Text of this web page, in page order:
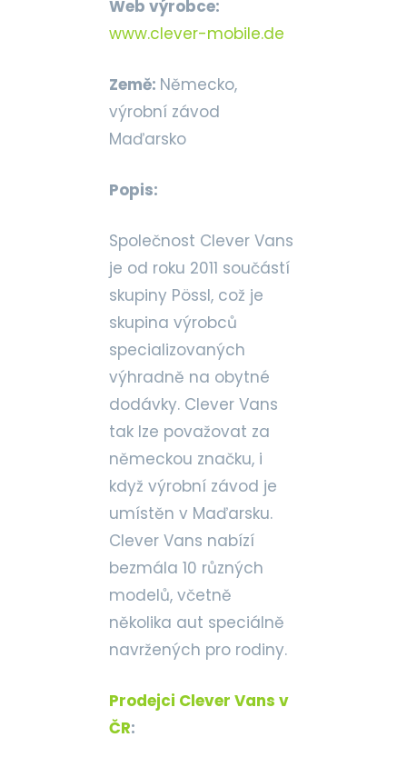
Web výrobce:
www.clever-mobile.de
Země: Německo,
výrobní závod
Maďarsko
Popis:
Společnost Clever Vans
je od roku 2011 součástí
skupiny Pössl, což je
skupina výrobců
specializovaných
výhradně na obytné
dodávky. Clever Vans
tak lze považovat za
německou značku, i
když výrobní závod je
umístěn v Maďarsku.
Clever Vans nabízí
bezmála 10 různých
modelů, včetně
několika aut speciálně
navržených pro rodiny.
Prodejci Clever Vans v
ČR: